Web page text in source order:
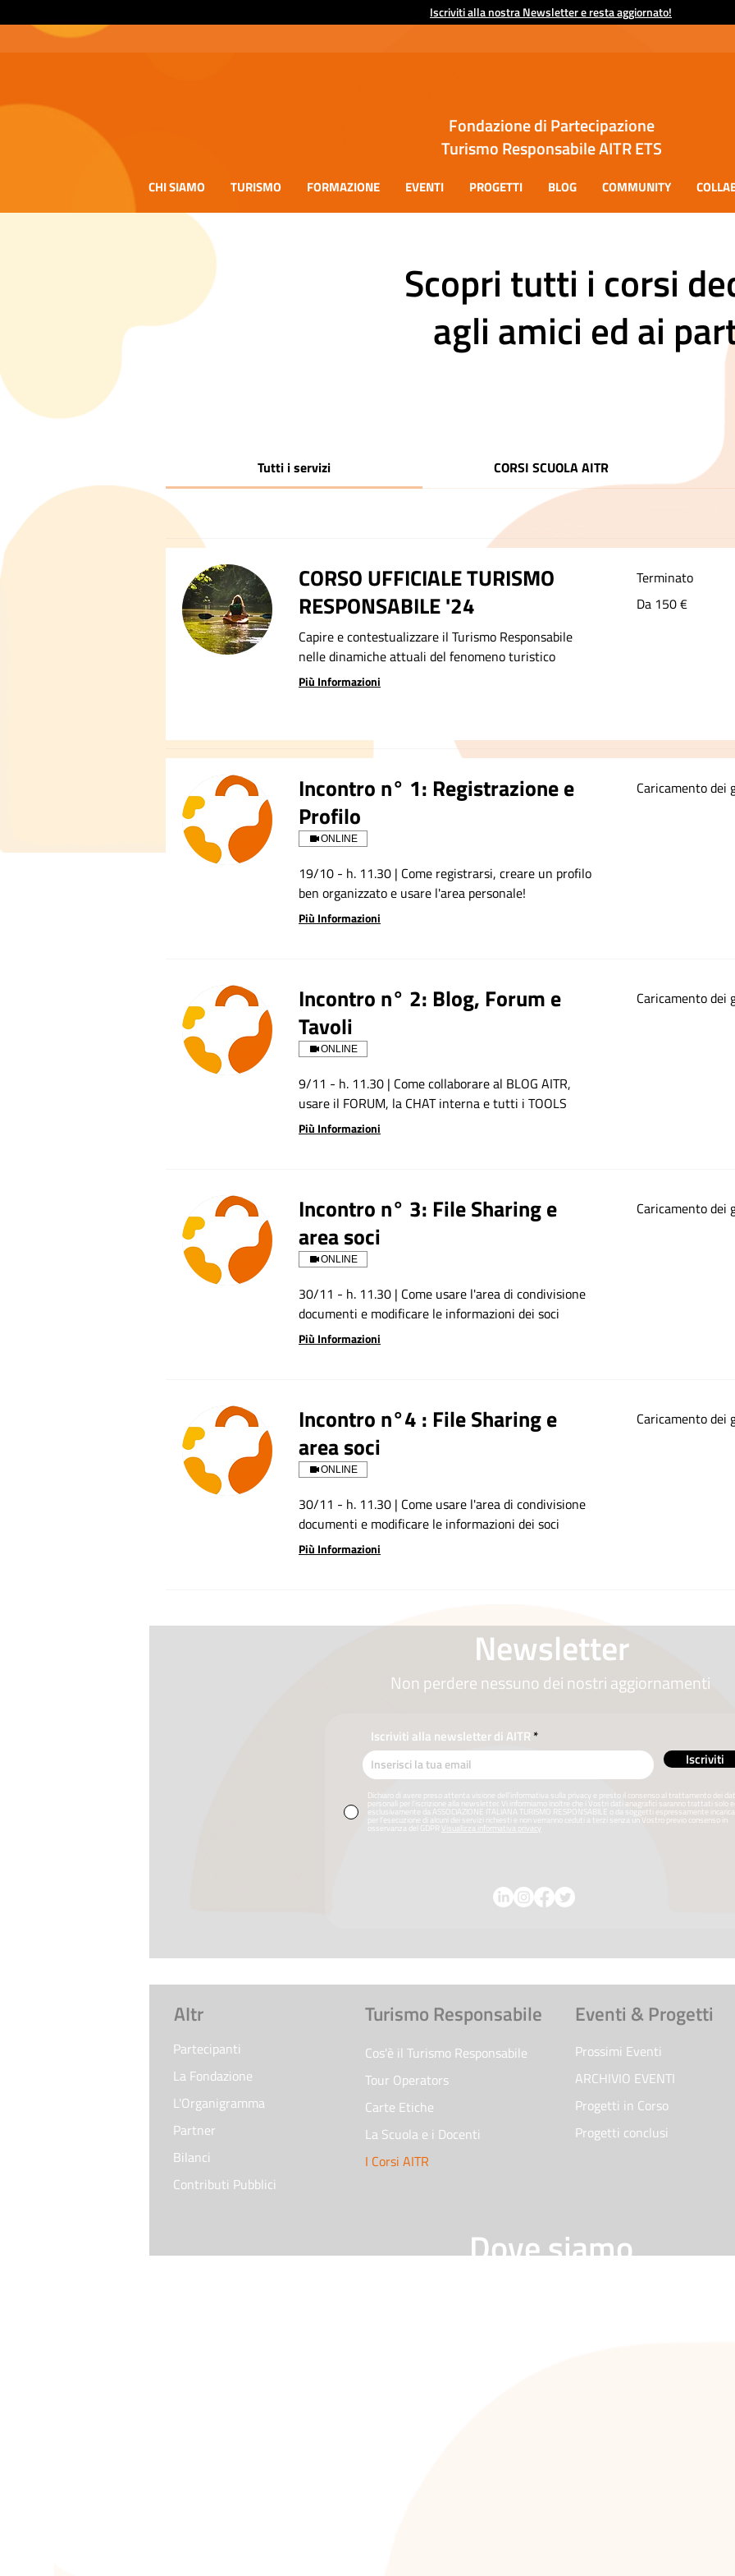
Iscriviti alla nostra Newsletter e resta aggiornato!
Fondazione di Partecipazione
Turismo Responsabile AITR ETS
CHI SIAMO TURISMO FORMAZIONE EVENTI PROGETTI BLOG COMMUNITY
Scopri tutti i corsi
agli amici ed ai
Tutti i servizi CORSI SCUOLA AITR
CORSO UFFICIALE TURISMO
RESPONSABILE '24
Capire e contestualizzare il Turismo Responsabile
nelle dinamiche attuali del fenomeno turistico
Più Informazioni
Terminato
150
Da 150 €
Incontro n° 1: Registrazione e
Profilo
ONLINE
19/10 - h. 11.30 | Come registrarsi, creare un profilo
ben organizzato e usare l'area personale!
Più Informazioni
Caricamento dei
Incontro n° 2: Blog, Forum e
Tavoli
ONLINE
9/11 - h. 11.30 | Come collaborare al BLOG AITR,
usare il FORUM, la CHAT interna e tutti i TOOLS
Più Informazioni
Caricamento dei
Incontro n° 3: File Sharing e
area soci
ONLINE
30/11 - h. 11.30 | Come usare l'area di condivisione
documenti e modificare le informazioni dei soci
Più Informazioni
Caricamento dei
Incontro n°4 : File Sharing e
area soci
ONLINE
30/11 - h. 11.30 | Come usare l'area di condivisione
documenti e modificare le informazioni dei soci
Più Informazioni
Caricamento dei
Newsletter
Non perdere nessuno dei nostri aggiornamenti
Iscriviti alla newsletter di AITR
Iscriviti
Dichiaro di avere preso attenta visione dell’informativa sulla privacy e presto il consenso al trattamento dei dati
personali per l’iscrizione alla newsletter. Vi informiamo inoltre che i Vostri dati anagrafici saranno trattati solo
esclusivamente da ASSOCIAZIONE ITALIANA TURISMO RESPONSABILE o da soggetti espressamente
per l’esecuzione di alcuni dei servizi richiesti e non verranno ceduti a terzi senza un Vostro previo consenso in
osservanza del GDPR Visualizza informativa privacy
AItr
Partecipanti
La Fondazione
L'Organigramma
Partner
Bilanci
Contributi Pubblici
Turismo Responsabile
Cos'è il Turismo Responsabile
Tour Operators
Carte Etiche
La Scuola e i Docenti
I Corsi AITR
Eventi & Progetti
Prossimi Eventi
ARCHIVIO EVENTI
Progetti in Corso
Progetti conclusi
Dove siamo